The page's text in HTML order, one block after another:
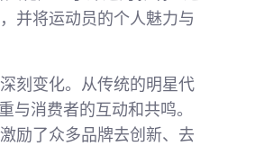
并将运动员的个人魅力与
刻变化。从传统的明星代
与消费者的互动和共鸣。
励了众多品牌去创新、去